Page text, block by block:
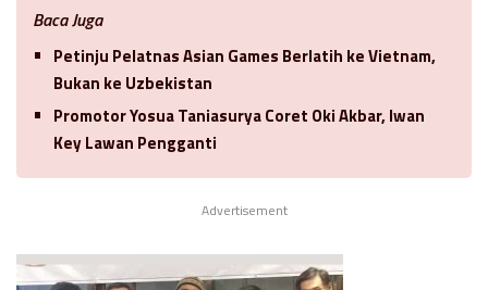
Baca Juga
Petinju Pelatnas Asian Games Berlatih ke Vietnam,
Bukan ke Uzbekistan
Promotor Yosua Taniasurya Coret Oki Akbar, Iwan
Key Lawan Pengganti
Advertisement